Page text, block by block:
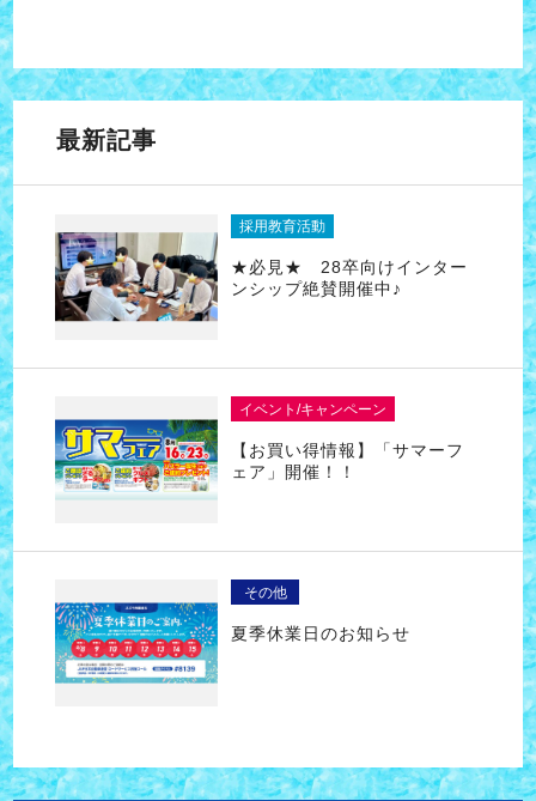
最新記事
採用教育活動
★必見★ 28卒向けインター
ンシップ絶賛開催中♪
イベント/キャンペーン
【お買い得情報】「サマーフ
ェア」開催！！
その他
夏季休業日のお知らせ